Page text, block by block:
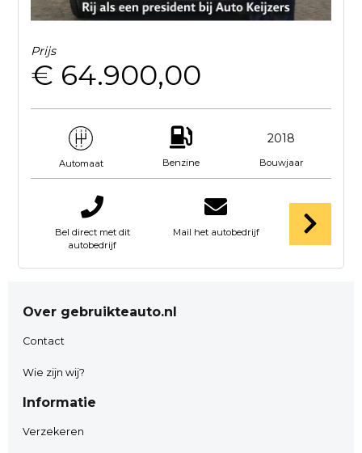
Prijs
€ 64.900,00
Automaat Benzine
2018
Bouwjaar
Bel direct met dit
autobedrijf
Mail het autobedrijf
Over gebruikteauto.nl
Contact
Wie zijn wij?
Informatie
Verzekeren